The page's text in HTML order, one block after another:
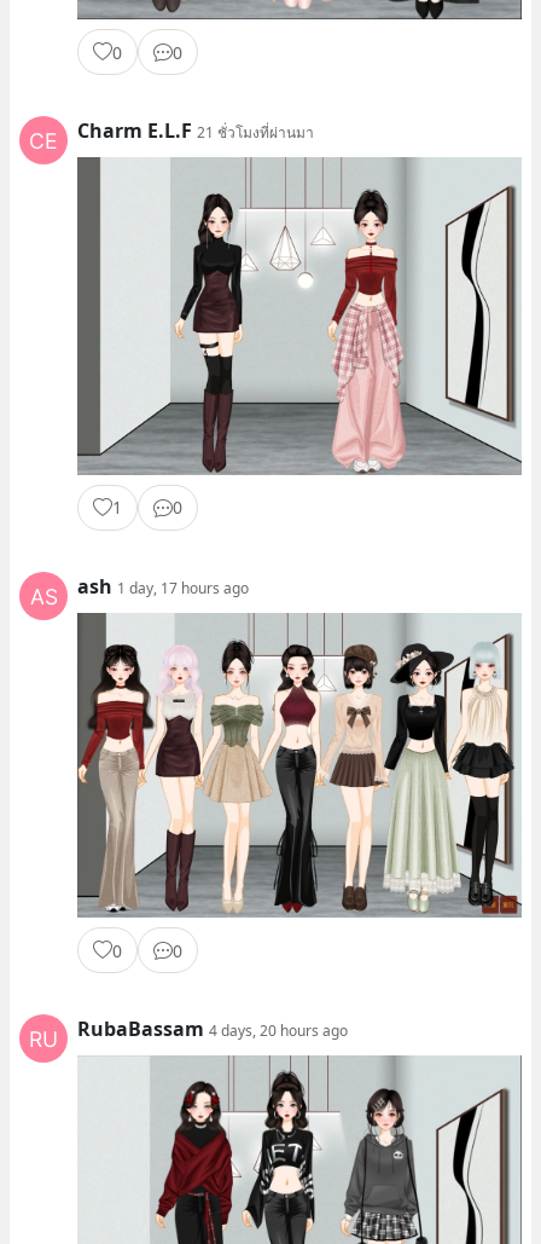
0 0
Charm E.L.F 21 ชั่วโมงที่ผ่านมา
1 0
ash 1 day, 17 hours ago
0 0
RubaBassam 4 days, 20 hours ago